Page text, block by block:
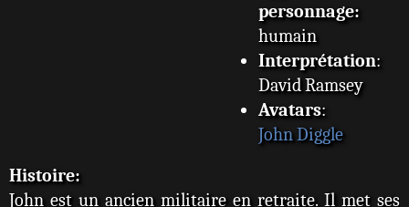
personnage:
humain
Interprétation:
David Ramsey
Avatars:
John Diggle
Histoire:
John est un ancien militaire en retraite. Il met ses